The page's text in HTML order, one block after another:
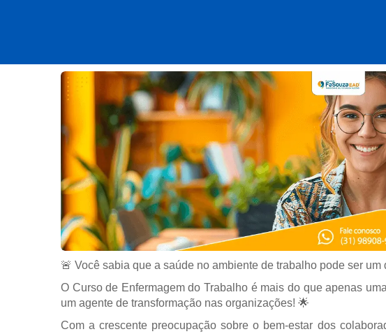
🚨 Você sabia que a saúde no ambiente de trabalho pode ser
O Curso de Enfermagem do Trabalho é mais do que apenas
um agente de transformação nas organizações! 🌟
Com a crescente preocupação sobre o bem-estar dos